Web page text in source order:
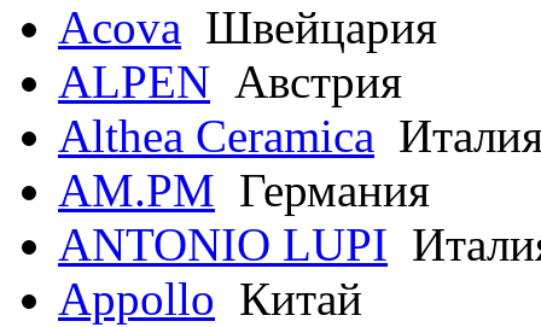
Acova Швейцария
ALPEN Австрия
Althea Ceramica
AM.PM Германия
ANTONIO LUPI
Appollo Китай